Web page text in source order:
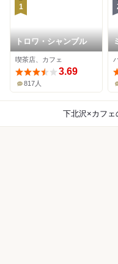
1
トロワ・シャンブル
喫茶店、カフェ
3.69
817人
下北沢×カフェ